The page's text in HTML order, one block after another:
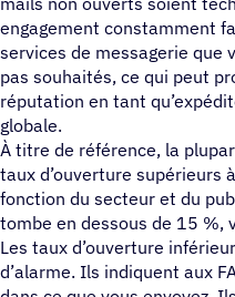
engagement constamment
services de messagerie que
pas souhaités, ce qui peut
réputation en tant
globale.
À titre de référence, la
taux d’ouverture supérieurs
fonction du secteur et du
tombe en dessous de 15 %,
Les taux d’ouverture
d’alarme. Ils indiquent aux